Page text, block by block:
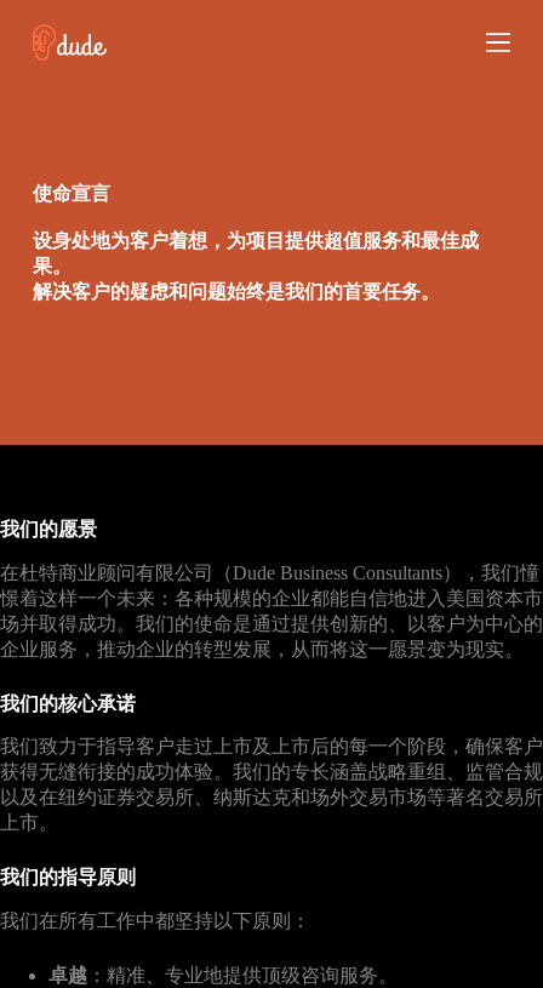
跳
过
使命宣言
设身处地为客户着想，为项目提供超值服务和最佳成
果。
解决客户的疑虑和问题始终是我们的首要任务。
我们的愿景
在杜特商业顾问有限公司（Dude Business Consultants），我们憧
憬着这样一个未来：各种规模的企业都能自信地进入美国资本市
场并取得成功。我们的使命是通过提供创新的、以客户为中心的
企业服务，推动企业的转型发展，从而将这一愿景变为现实。
我们的核心承诺
我们致力于指导客户走过上市及上市后的每一个阶段，确保客户
获得无缝衔接的成功体验。我们的专长涵盖战略重组、监管合规
以及在纽约证券交易所、纳斯达克和场外交易市场等著名交易所
上市。
我们的指导原则
我们在所有工作中都坚持以下原则：
卓越 ：精准、专业地提供顶级咨询服务。